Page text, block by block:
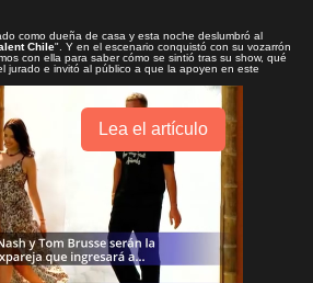
como dueña de casa y esta noche deslumbró al
Chile". Y en el escenario conquistó con su vozarrón
con ella para saber cómo se sintió tras su show, qué
jurado e invitó al público a que la apoyen en este
Lea el artículo